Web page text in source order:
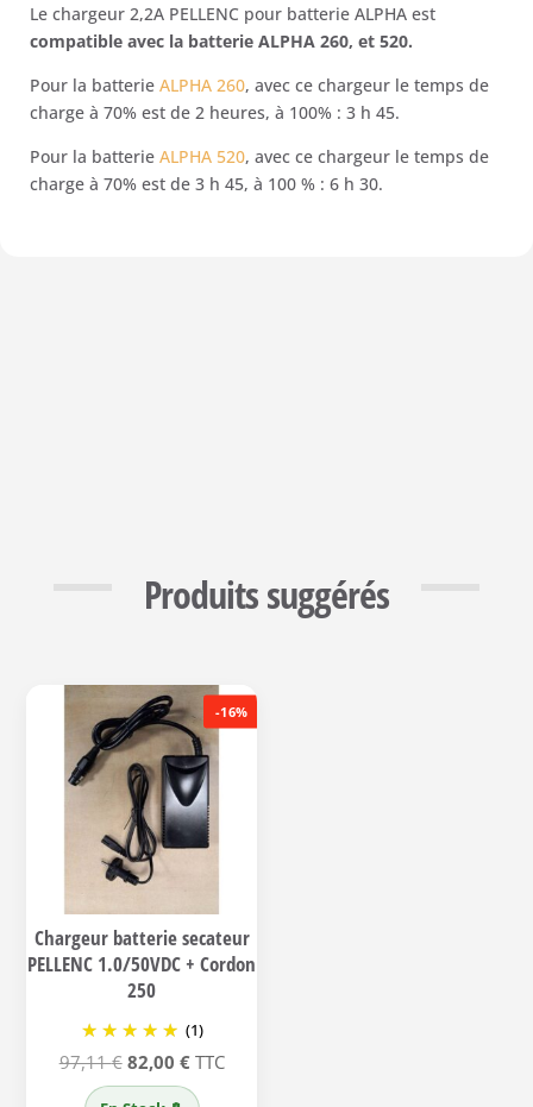
Le chargeur 2,2A PELLENC pour batterie ALPHA est
compatible avec la batterie ALPHA 260, et 520.
Pour la batterie ALPHA 260, avec ce chargeur le temps de
charge à 70% est de 2 heures, à 100% : 3 h 45.
Pour la batterie ALPHA 520, avec ce chargeur le temps de
charge à 70% est de 3 h 45, à 100 % : 6 h 30.
Produits suggérés
-16%
Chargeur batterie secateur
PELLENC 1.0/50VDC + Cordon
250
(1)
97,11€ Le
prix
82,00 €Le
prix
TTC